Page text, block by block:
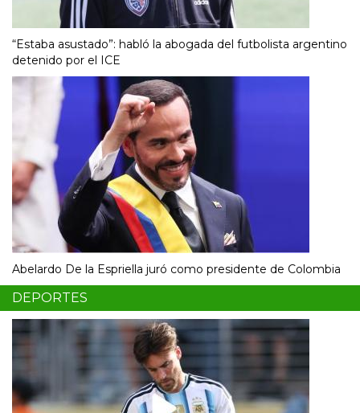
“Estaba asustado”: habló la abogada del futbolista argentino
detenido por el ICE
Abelardo De la Espriella juró como presidente de Colombia
DEPORTES